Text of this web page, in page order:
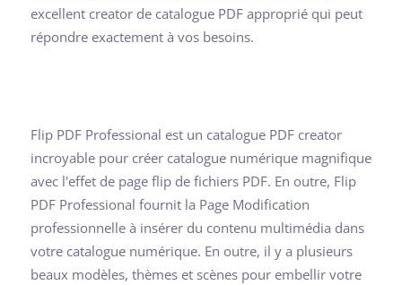
excellent creator de catalogue PDF approprié qui peut
répondre exactement à vos besoins.
Flip PDF Professional est un catalogue PDF creator
incroyable pour créer catalogue numérique magnifique
avec l'effet de page flip de fichiers PDF. En outre, Flip
PDF Professional fournit la Page Modification
professionnelle à insérer du contenu multimédia dans
votre catalogue numérique. En outre, il y a plusieurs
beaux modèles, thèmes et scènes pour embellir votre